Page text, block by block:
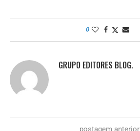
0
GRUPO EDITORES BLOG.
postagem anterior